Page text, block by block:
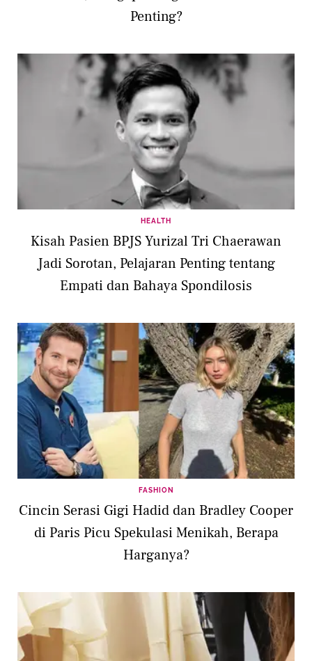
Penting?
HEALTH
Kisah Pasien BPJS Yurizal Tri Chaerawan
Jadi Sorotan, Pelajaran Penting tentang
Empati dan Bahaya Spondilosis
FASHION
Cincin Serasi Gigi Hadid dan Bradley Cooper
di Paris Picu Spekulasi Menikah, Berapa
Harganya?